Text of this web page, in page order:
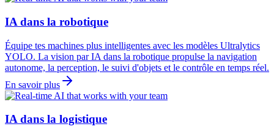
IA dans la robotique
Équipe tes machines plus intelligentes avec les modèles Ultralytics
YOLO. La vision par IA dans la robotique propulse la navigation
autonome, la perception, le suivi d'objets et le contrôle en temps réel.
En savoir plus
IA dans la logistique